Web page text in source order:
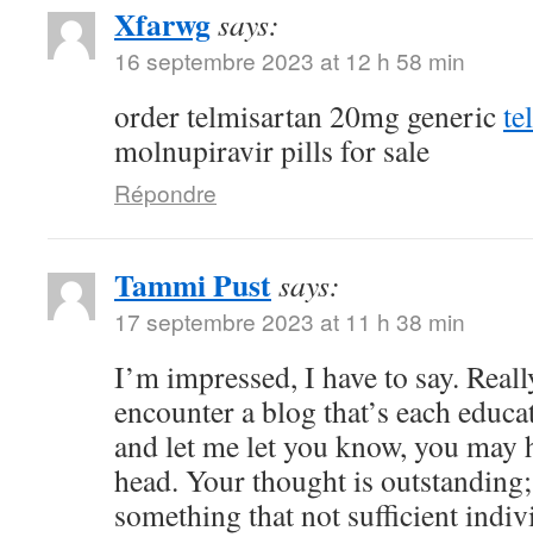
Xfarwgsays:
16 septembre 2023 at 12 h 58 min
order telmisartan 20mg generic
molnupiravir pills for sale
Répondre
Tammi Pustsays:
17 septembre 2023 at 11 h 38 min
I’m impressed, I have to say.
encounter a blog that’s each
and let me let you know, you may
head. Your thought is
something that not sufficient